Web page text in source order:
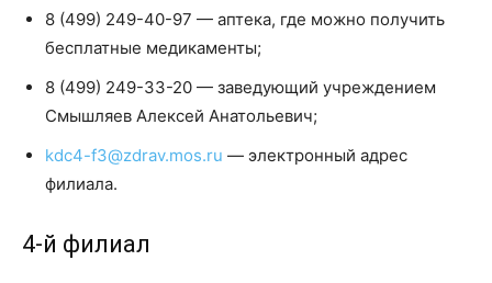
8 (499) 249-40-97 — аптека, где можно получить
бесплатные медикаменты;
8 (499) 249-33-20 — заведующий учреждением
Смышляев Алексей Анатольевич;
kdc4-f3@zdrav.mos.ru — электронный адрес
филиала.
4-й филиал